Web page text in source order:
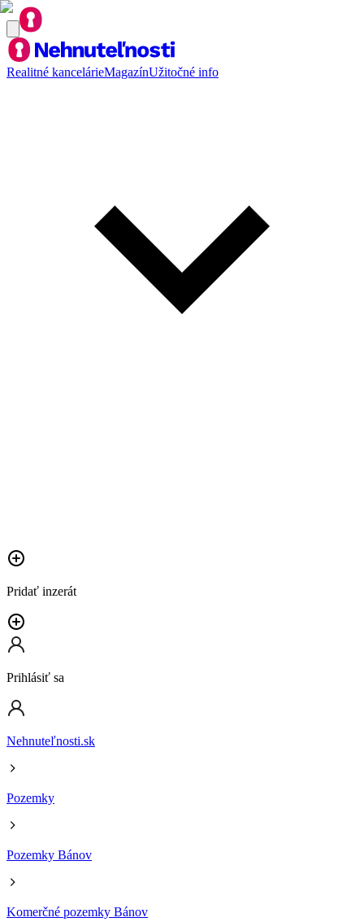
Realitné kancelárieMagazínUžitočné info
Pridať inzerát
Prihlásiť sa
Nehnuteľnosti.sk
Pozemky
Pozemky Bánov
Komerčné pozemky Bánov